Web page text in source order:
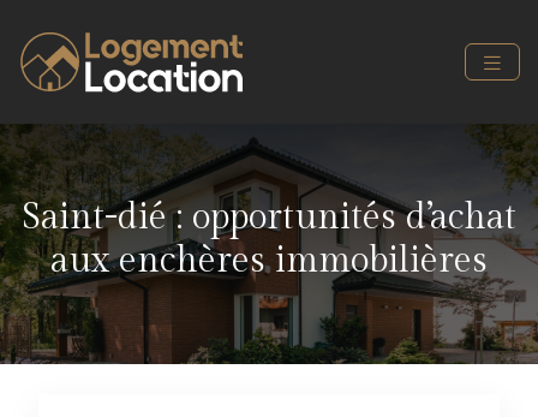
Saint-dié : opportunités d’achat
aux enchères immobilières